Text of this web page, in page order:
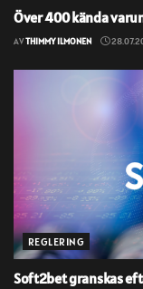
Över 400 kända
AVTHIMMY ILMONEN
REGLERING
Soft2bet granskas